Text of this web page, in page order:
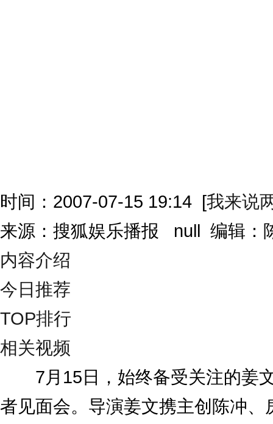
时间：2007-07-15 19:14 [我来说
来源：搜狐娱乐播报 null 编辑
内容介绍
今日推荐
TOP排行
相关视频
7月15日，始终备受关注的姜
者见面会。导演姜文携主创陈冲